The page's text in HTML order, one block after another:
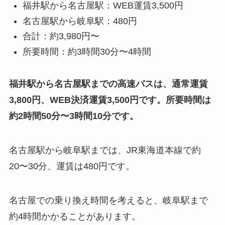
福井駅から名古屋駅：WEB運賃3,500円
名古屋駅から岐阜駅：480円
合計：約3,980円〜
所要時間：約3時間30分〜4時間
福井駅から名古屋駅までの高速バスは、通常運賃
3,800円、WEB決済運賃3,500円です。所要時間は
約2時間50分〜3時間10分です。
名古屋駅から岐阜駅までは、JR東海道本線で約
20〜30分、運賃は480円です。
名古屋での乗り換え時間を考えると、岐阜駅まで
約4時間かかることがあります。